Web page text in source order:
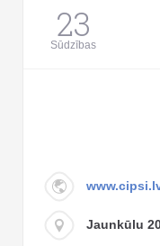
23
Sūdzības
Jaunkūlu